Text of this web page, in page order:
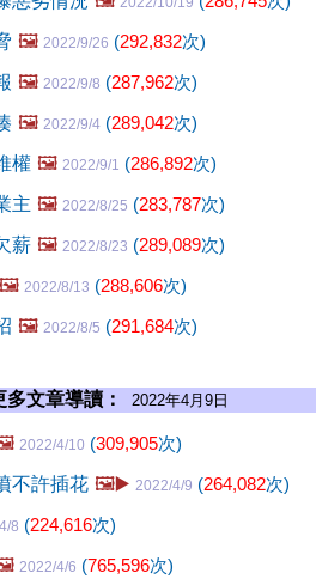
🖼️ 2022/9/26 (292,832次)
🖼️ 2022/9/8 (287,962次)
🖼️ 2022/9/4 (289,042次)
權 🖼️ 2022/9/1 (286,892次)
主 🖼️ 2022/8/25 (283,787次)
薪 🖼️ 2022/8/23 (289,089次)
🖼️ 2022/8/13 (288,606次)
🖼️ 2022/8/5 (291,684次)
多文章導讀： 2022年4月9日
2022/4/10 (309,905次)
不許插花 🖼️▶️ 2022/4/9 (264,082次)
8 (224,616次)
2022/4/6 (765,596次)